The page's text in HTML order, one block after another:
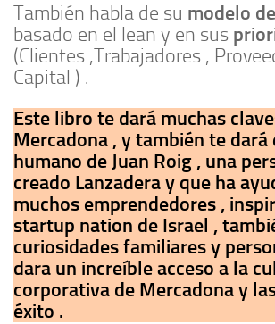
También habla de su modelo
basado en el lean y en sus
(Clientes ,Trabajadores ,
Capital ) .
Este libro te dará muchas
Mercadona , y también te
humano de Juan Roig , una
creado Lanzadera y que ha
muchos emprendedores ,
startup nation de Israel ,
curiosidades familiares y
dara un increíble acceso a la
corporativa de Mercadona y
éxito .